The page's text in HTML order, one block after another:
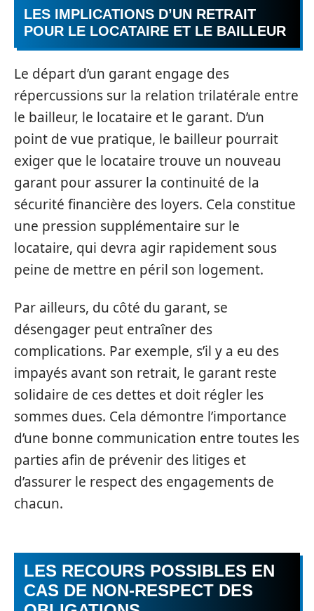
LES IMPLICATIONS D’UN RETRAIT
POUR LE LOCATAIRE ET LE BAILLEUR
Le départ d’un garant engage des
répercussions sur la relation trilatérale entre
le bailleur, le locataire et le garant. D’un
point de vue pratique, le bailleur pourrait
exiger que le locataire trouve un nouveau
garant pour assurer la continuité de la
sécurité financière des loyers. Cela constitue
une pression supplémentaire sur le
locataire, qui devra agir rapidement sous
peine de mettre en péril son logement.
Par ailleurs, du côté du garant, se
désengager peut entraîner des
complications. Par exemple, s’il y a eu des
impayés avant son retrait, le garant reste
solidaire de ces dettes et doit régler les
sommes dues. Cela démontre l’importance
d’une bonne communication entre toutes les
parties afin de prévenir des litiges et
d’assurer le respect des engagements de
chacun.
LES RECOURS POSSIBLES EN
CAS DE NON-RESPECT DES